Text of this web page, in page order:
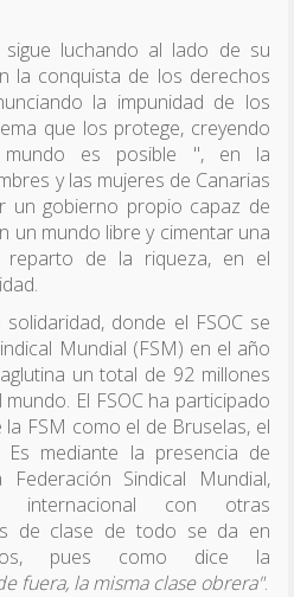
luchando al lado de su
la conquista de los derechos
la impunidad de los
que los protege, creyendo
es posible ", en la
y las mujeres de Canarias
un gobierno propio capaz de
un mundo libre y cimentar una
reparto de la riqueza, en el
donde el FSOC se
Mundial (FSM) en el año
un total de 92 millones
El FSOC ha participado
FSM como el de Bruselas, el
mediante la presencia de
Sindical Mundial,
internacional con otras
de clase de todo se da en
pues como dice la
fuera, la misma clase obrera".